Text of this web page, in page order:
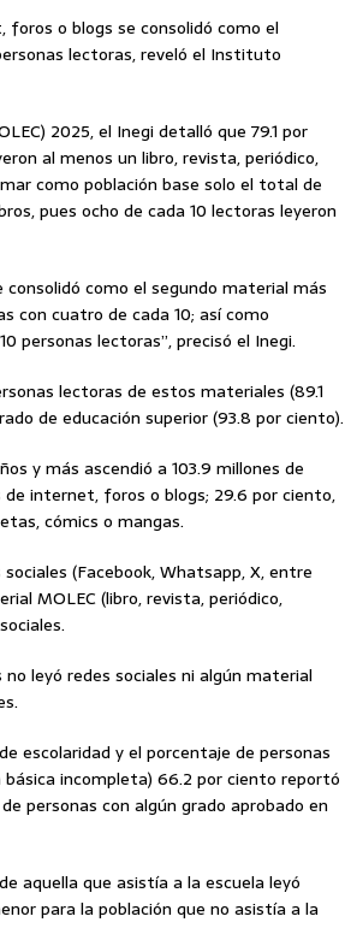
o blogs se consolidó como el
lectoras, reveló el Instituto
2025, el Inegi detalló que 79.1 por
al menos un libro, revista, periódico,
como población base solo el total de
pues ocho de cada 10 lectoras leyeron
como el segundo material más
con cuatro de cada 10; así como
personas lectoras”, precisó el Inegi.
lectoras de estos materiales (89.1
de educación superior (93.8 por ciento).
y más ascendió a 103.9 millones de
internet, foros o blogs; 29.6 por ciento,
cómics o mangas.
(Facebook, Whatsapp, X, entre
MOLEC (libro, revista, periódico,
leyó redes sociales ni algún material
escolaridad y el porcentaje de personas
incompleta) 66.2 por ciento reportó
personas con algún grado aprobado en
aquella que asistía a la escuela leyó
para la población que no asistía a la